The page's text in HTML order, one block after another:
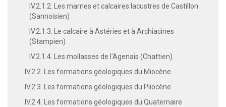
IV.2.1.2. Les marnes et calcaires lacustres de Castillon
(Sannoisien)
IV.2.1.3. Le calcaire à Astéries et à Archiacines
(Stampien)
IV.2.1.4. Les mollasses de l'Agenais (Chattien)
IV.2.2. Les formations géologiques du Miocène
IV.2.3. Les formations géologiques du Pliocène
IV.2.4. Les formations géologiques du Quaternaire